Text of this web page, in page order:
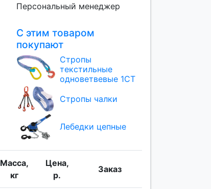
Персональный менеджер
С этим товаром
покупают
Стропы
текстильные
одноветвевые 1СТ
Стропы чалки
Лебедки цепные
Масса,
кг
Цена,
р.
Заказ